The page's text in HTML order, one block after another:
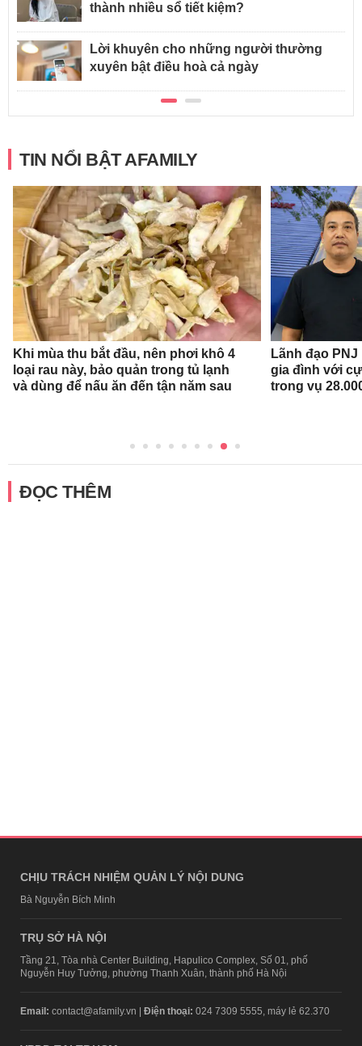
thành nhiều sổ tiết kiệm?
Lời khuyên cho những người thường
xuyên bật điều hoà cả ngày
TIN NỔI BẬT AFAMILY
Khi mùa thu bắt đầu, nên phơi khô 4
loại rau này, bảo quản trong tủ lạnh
và dùng để nấu ăn đến tận năm sau
Lãnh đạo
gia đình với
trong vụ
ĐỌC THÊM
CHỊU TRÁCH NHIỆM QUẢN LÝ NỘI DUNG
Bà Nguyễn Bích Minh
TRỤ SỞ HÀ NỘI
Tầng 21, Tòa nhà Center Building, Hapulico Complex, Số 01, phố
Nguyễn Huy Tưởng, phường Thanh Xuân, thành phố Hà Nội
Email: contact@afamily.vn | Điện thoại: 024 7309 5555, máy lẻ 62.370